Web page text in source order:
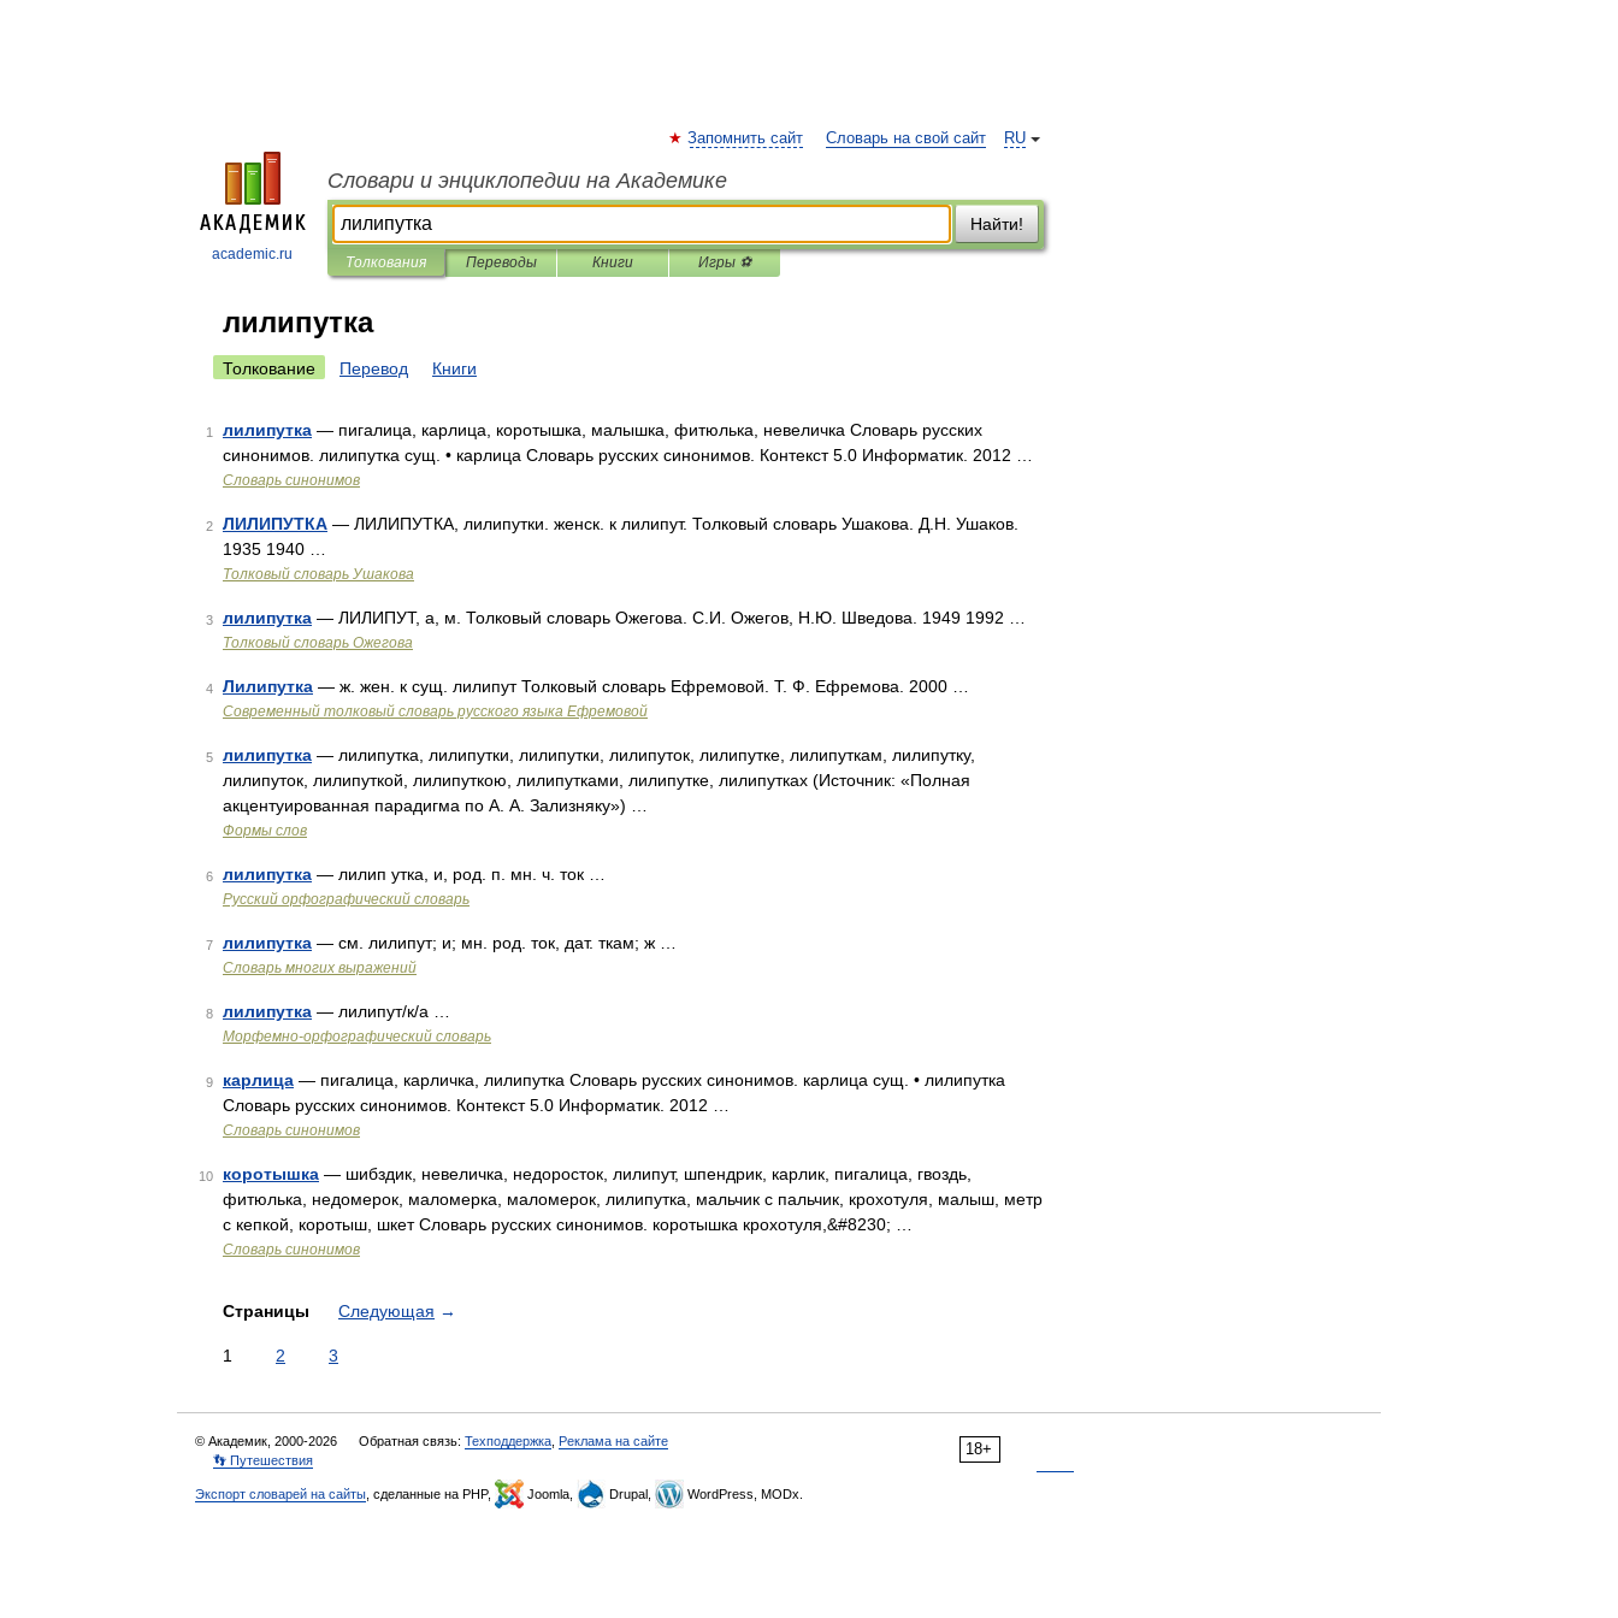
academic.ru
RU
Запомнить сайт Словарь на свой сайт
Словари и энциклопедии на Академике
Найти!
Толкования Переводы Книги Игры ⚽
лилипутка
Толкование Перевод Книги
1 лилипутка — пигалица, карлица, коротышка, малышка, фитюлька, невеличка Словарь русских
синонимов. лилипутка сущ. • карлица Словарь русских синонимов. Контекст 5.0 Информатик. 2012 …
Словарь синонимов
2 ЛИЛИПУТКА — ЛИЛИПУТКА, лилипутки. женск. к лилипут. Толковый словарь Ушакова. Д.Н. Ушаков.
1935 1940 …
Толковый словарь Ушакова
3 лилипутка — ЛИЛИПУТ, а, м. Толковый словарь Ожегова. С.И. Ожегов, Н.Ю. Шведова. 1949 1992 …
Толковый словарь Ожегова
4 Лилипутка — ж. жен. к сущ. лилипут Толковый словарь Ефремовой. Т. Ф. Ефремова. 2000 …
Современный толковый словарь русского языка Ефремовой
5 лилипутка — лилипутка, лилипутки, лилипутки, лилипуток, лилипутке, лилипуткам, лилипутку,
лилипуток, лилипуткой, лилипуткою, лилипутками, лилипутке, лилипутках (Источник: «Полная
акцентуированная парадигма по А. А. Зализняку») …
Формы слов
6 лилипутка — лилип утка, и, род. п. мн. ч. ток …
Русский орфографический словарь
7 лилипутка — см. лилипут; и; мн. род. ток, дат. ткам; ж …
Словарь многих выражений
8 лилипутка — лилипут/к/а …
Морфемно-орфографический словарь
9 карлица — пигалица, карличка, лилипутка Словарь русских синонимов. карлица сущ. • лилипутка
Словарь русских синонимов. Контекст 5.0 Информатик. 2012 …
Словарь синонимов
10 коротышка — шибздик, невеличка, недоросток, лилипут, шпендрик, карлик, пигалица, гвоздь,
фитюлька, недомерок, маломерка, маломерок, лилипутка, мальчик с пальчик, крохотуля, малыш, метр
с кепкой, коротыш, шкет Словарь русских синонимов. коротышка крохотуля,&#8230; …
Словарь синонимов
Страницы Следующая →
1 2 3
18+
© Академик, 2000-2026 Обратная связь: Техподдержка Реклама на сайте
👣 Путешествия
Экспорт словарей на сайты , сделанные на PHP, Joomla, Drupal, WordPress, MODx.